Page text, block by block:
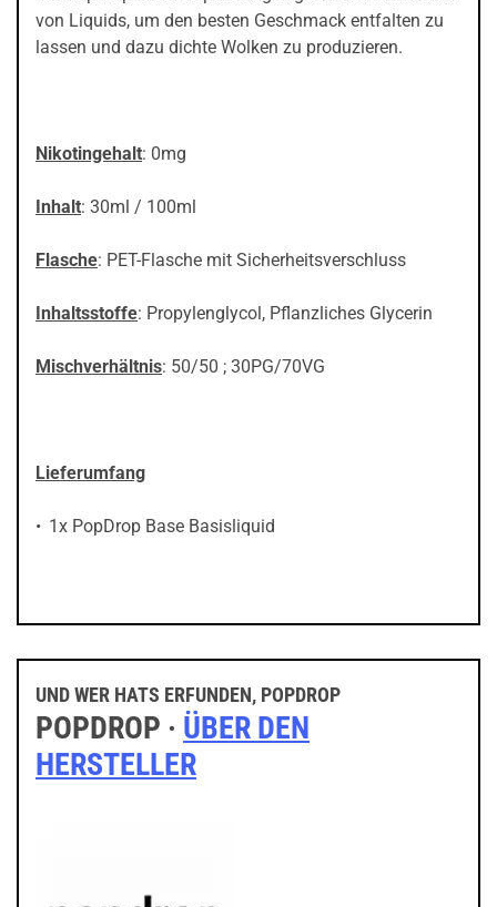
von Liquids, um den besten Geschmack entfalten zu
lassen und dazu dichte Wolken zu produzieren.
Nikotingehalt: 0mg
Inhalt: 30ml / 100ml
Flasche: PET-Flasche mit Sicherheitsverschluss
Inhaltsstoffe: Propylenglycol, Pflanzliches Glycerin
Mischverhältnis: 50/50 ; 30PG/70VG
Lieferumfang
1x PopDrop Base Basisliquid
UND WER HATS ERFUNDEN, POPDROP
POPDROP · ÜBER DEN
HERSTELLER